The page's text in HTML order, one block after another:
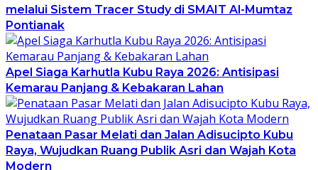
melalui Sistem Tracer Study di SMAIT Al-Mumtaz
Pontianak
Apel Siaga Karhutla Kubu Raya 2026: Antisipasi
Kemarau Panjang & Kebakaran Lahan
Penataan Pasar Melati dan Jalan Adisucipto Kubu
Raya, Wujudkan Ruang Publik Asri dan Wajah Kota
Modern